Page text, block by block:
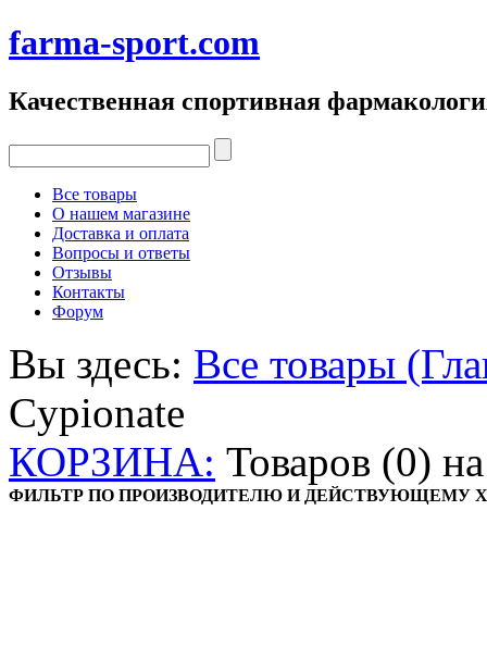
farma-sport.com
Качественная спортивная
Все товары
О нашем магазине
Доставка и оплата
Вопросы и ответы
Отзывы
Контакты
Форум
Вы здесь: Все товары
Cypionate
КОРЗИНА: Товаров (0)
ФИЛЬТР ПО ПРОИЗВОДИТЕЛЮ И ДЕЙСТВУЮЩЕМУ